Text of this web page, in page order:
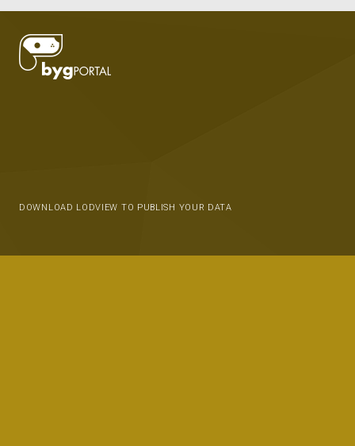
DOWNLOAD LODVIEW TO PUBLISH YOUR DATA